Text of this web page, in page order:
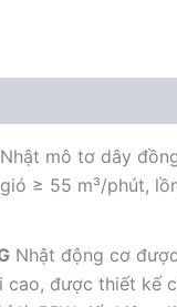
mô tơ dây
≥ 55 m³/phút,
Nhật động cơ
được thiết kế